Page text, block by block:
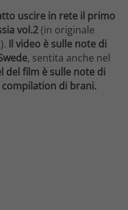
uscire in rete il primo
vol.2(in originale
Il video è sulle note di
, sentita anche nel
del film è sulle note di
compilation di brani.